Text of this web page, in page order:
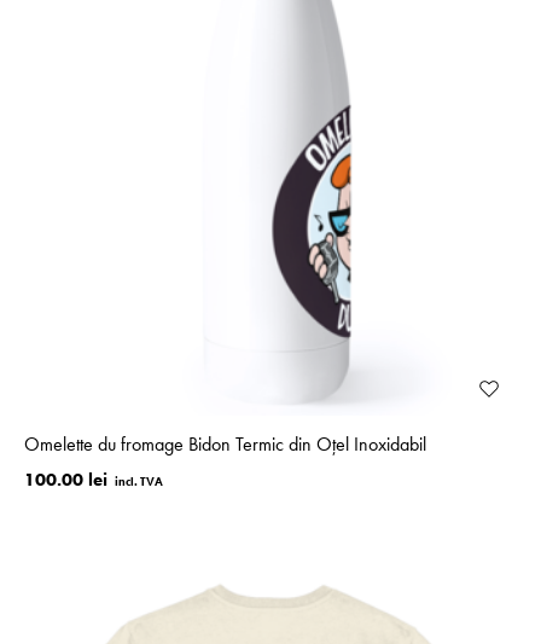
Omelette du fromage Bidon Termic din Oțel Inoxidabil
100.00 lei